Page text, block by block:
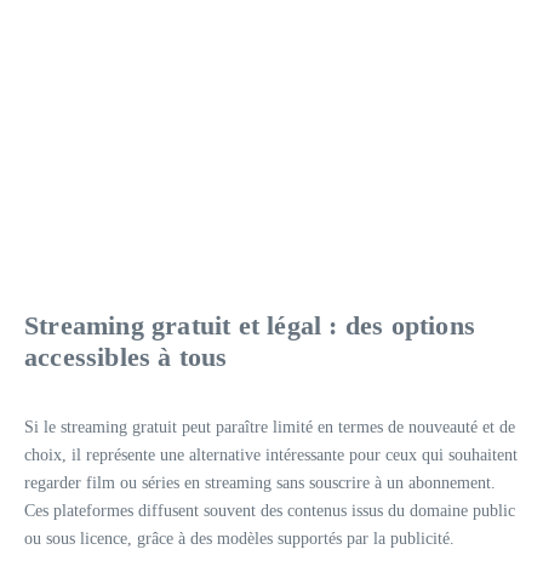
Streaming gratuit et légal : des options
accessibles à tous
Si le streaming gratuit peut paraître limité en termes de nouveauté et de
choix, il représente une alternative intéressante pour ceux qui souhaitent
regarder film ou séries en streaming sans souscrire à un abonnement.
Ces plateformes diffusent souvent des contenus issus du domaine public
ou sous licence, grâce à des modèles supportés par la publicité.